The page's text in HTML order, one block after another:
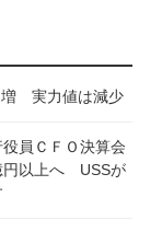
実力値は減少
員ＣＦＯ決算会
円以上へ USSが